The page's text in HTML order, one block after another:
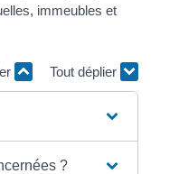
immeubles et
Tout déplier
?